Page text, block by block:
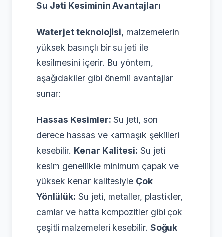
Su Jeti Kesiminin Avantajları
Waterjet teknolojisi, malzemelerin
yüksek basınçlı bir su jeti ile
kesilmesini içerir. Bu yöntem,
aşağıdakiler gibi önemli avantajlar
sunar:
Hassas Kesimler: Su jeti, son
derece hassas ve karmaşık şekilleri
kesebilir. Kenar Kalitesi: Su jeti
kesim genellikle minimum çapak ve
yüksek kenar kalitesiyle Çok
Yönlülük: Su jeti, metaller, plastikler,
camlar ve hatta kompozitler gibi çok
çeşitli malzemeleri kesebilir. Soğuk